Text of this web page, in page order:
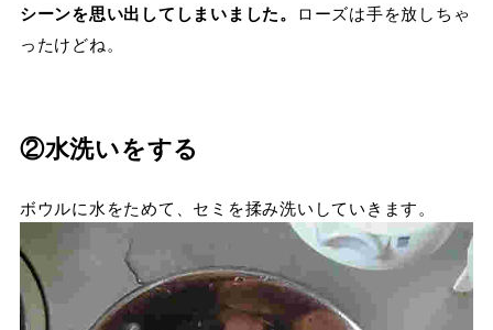
シーンを思い出してしまいました。 ローズは手を放しちゃ
ったけどね。
②水洗いをする
ボウルに水をためて、セミを揉み洗いしていきます。